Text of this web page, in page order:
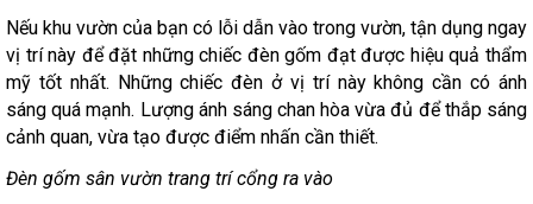
Nếu khu vườn của bạn có lỗi dẫn vào trong vườn, tận dụng ngay
vị trí này để đặt những chiếc đèn gốm đạt được hiệu quả thẩm
mỹ tốt nhất. Những chiếc đèn ở vị trí này không cần có ánh
sáng quá mạnh. Lượng ánh sáng chan hòa vừa đủ để thắp sáng
cảnh quan, vừa tạo được điểm nhấn cần thiết.
Đèn gốm sân vườn trang trí cổng ra vào